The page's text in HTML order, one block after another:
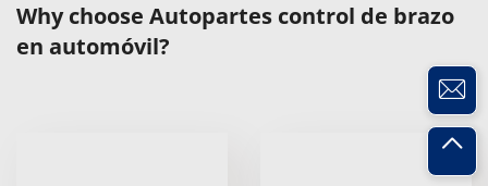
Why choose Autopartes control de brazo
en automóvil?